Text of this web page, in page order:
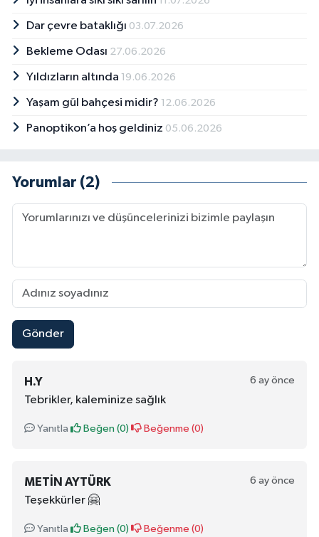
Dar çevre bataklığı 03.07.2026
Bekleme Odası 27.06.2026
Yıldızların altında 19.06.2026
Yaşam gül bahçesi midir? 12.06.2026
Panoptikon’a hoş geldiniz 05.06.2026
Yorumlar (2)
Gönder
H.Y 6 ay önce
Tebrikler, kaleminize sağlık
Yanıtla Beğen (0) Beğenme (0)
METIN AYTÜRK 6 ay önce
Teşekkürler 🤗
Yanıtla Beğen (0) Beğenme (0)